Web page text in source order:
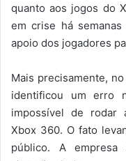
quanto aos jogos do
em crise há
apoio dos jogadores
Mais precisamente,
identificou um erro
impossível de rodar
Xbox 360. O fato
público. A